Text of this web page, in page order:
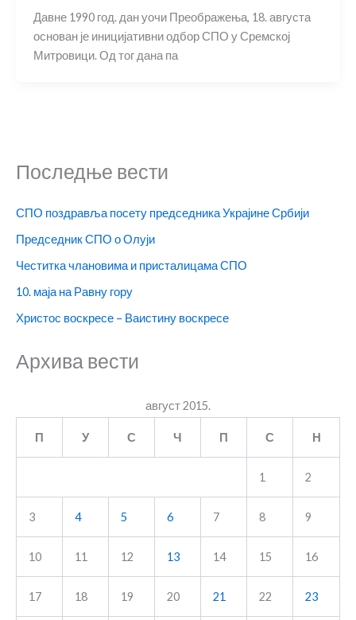
Давне 1990 год. дан уочи Преображења, 18. августа
основан је иницијативни одбор СПО у Сремској
Митровици. Од тог дана па
Последње вести
СПО поздравља посету председника Украјине Србији
Председник СПО о Олуји
Честитка члановима и присталицама СПО
10. маја на Равну гору
Христос воскресе – Ваистину воскресе
Архива вести
август 2015.
П У С Ч П С Н
1 2
3 4 5 6 7 8 9
10 11 12 13 14 15 16
17 18 19 20 21 22 23